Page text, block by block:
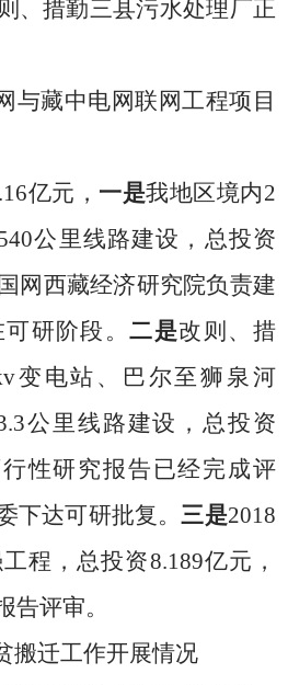
、措勤三县污水处理厂正
与藏中电网联网工程项目
亿元， 一是我地区境内2
公里线路建设 ，总投资
网西藏经济研究院负责建
研阶段。二是改则、措
变电站、巴尔至狮泉河
公里线路建设，总投资
性研究报告已经完成评
下达可研批复。三是2018
程 ，总投资8.189亿元，
告评审。
搬迁工作开展情况